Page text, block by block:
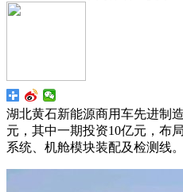
湖北黄石新能源商用车先进制
元，其中一期投资10亿元，布
系统、机舱模块装配及检测线。